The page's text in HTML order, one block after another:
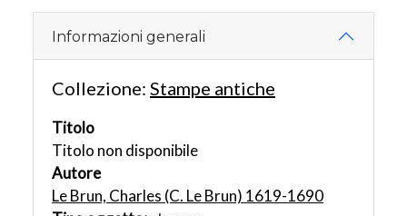
Informazioni generali
Collezione: Stampe antiche
Titolo
Titolo non disponibile
Autore
Le Brun, Charles (C. Le Brun) 1619-1690